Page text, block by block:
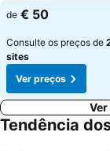
de € 50
Consulte os preços de
sites
Ver preços
Tendência